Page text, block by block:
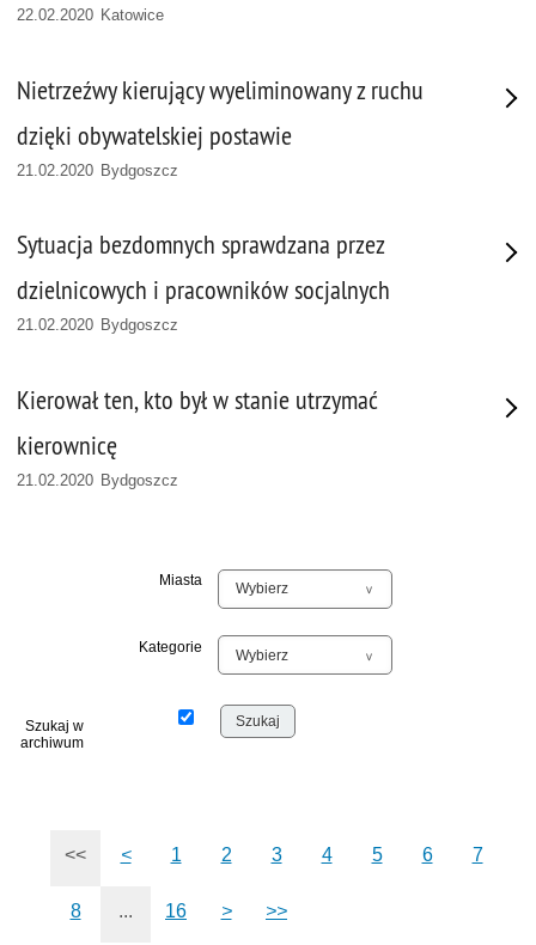
22.02.2020 Katowice
Nietrzeźwy kierujący wyeliminowany z ruchu
dzięki obywatelskiej postawie
21.02.2020 Bydgoszcz
Sytuacja bezdomnych sprawdzana przez
dzielnicowych i pracowników socjalnych
21.02.2020 Bydgoszcz
Kierował ten, kto był w stanie utrzymać
kierownicę
21.02.2020 Bydgoszcz
Miasta
Kategorie
Szukaj w
archiwum
<< < 1 2 3 4 5 6 7
8 ... 16 > >>